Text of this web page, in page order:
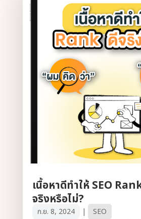
เนื้อหาดีทำให้ SEO
จริงหรือไม่?
ก.ย. 8, 2024 | SEO